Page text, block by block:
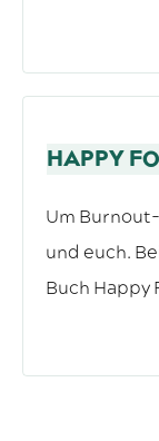
HAPPY
Um
und euch.
Buch